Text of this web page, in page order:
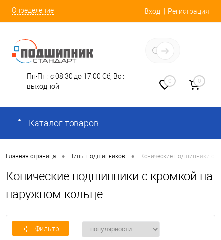
Определение Вход Регистрация
Пн-Пт : с 08:30 до 17:00 Сб, Вс :
выходной
0 0
Каталог товаров
Главная страница • Типы подшипников • Конические подшипники с
Конические подшипники с кромкой на
наружном кольце
Фильтр